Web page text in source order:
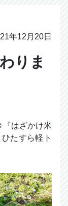
年12月20日
りま
はざかけ米
たすら軽ト